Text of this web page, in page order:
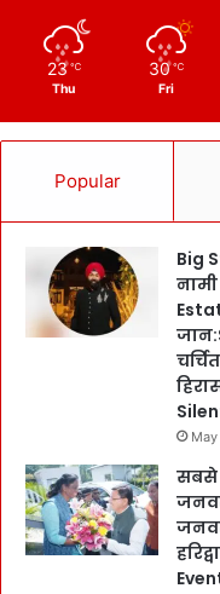
23 ℃
Thu
30 ℃
Fri
Popular
Big
सबसे